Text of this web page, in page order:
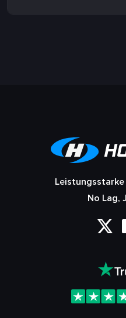
No Lag,